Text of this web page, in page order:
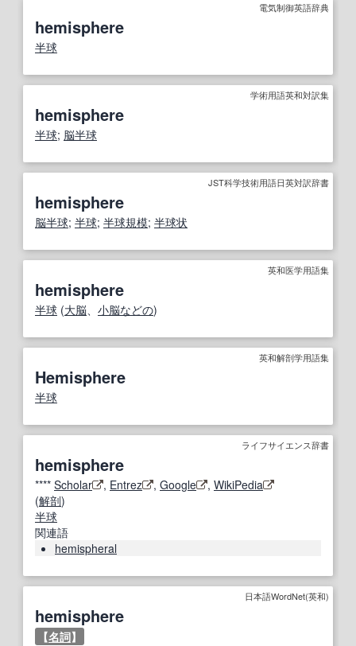
電気制御英語辞典
hemisphere
半球
学術用語英和対訳集
hemisphere
半球; 脳半球
JST科学技術用語日英対訳辞書
hemisphere
脳半球; 半球; 半球規模; 半球状
英和医学用語集
hemisphere
半球 (大脳、 小脳などの)
英和解剖学用語集
Hemisphere
半球
ライフサイエンス辞書
hemisphere
**** Scholar , Entrez , Google , WikiPedia
(解剖)
半球
関連語
hemispheral
日本語WordNet(英和)
hemisphere
【名詞】